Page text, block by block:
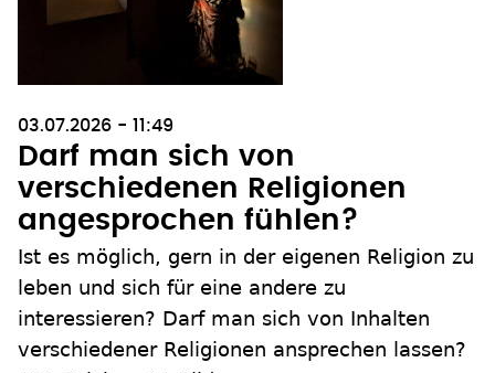
03.07.2026 - 11:49
Darf man sich von
verschiedenen Religionen
angesprochen fühlen?
Ist es möglich, gern in der eigenen Religion zu
leben und sich für eine andere zu
interessieren? Darf man sich von Inhalten
verschiedener Religionen ansprechen lassen?